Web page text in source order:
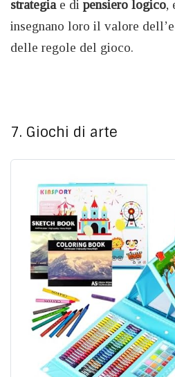
strategia e di pensiero logico,
insegnano loro il valore
delle regole del gioco.
7. Giochi di arte